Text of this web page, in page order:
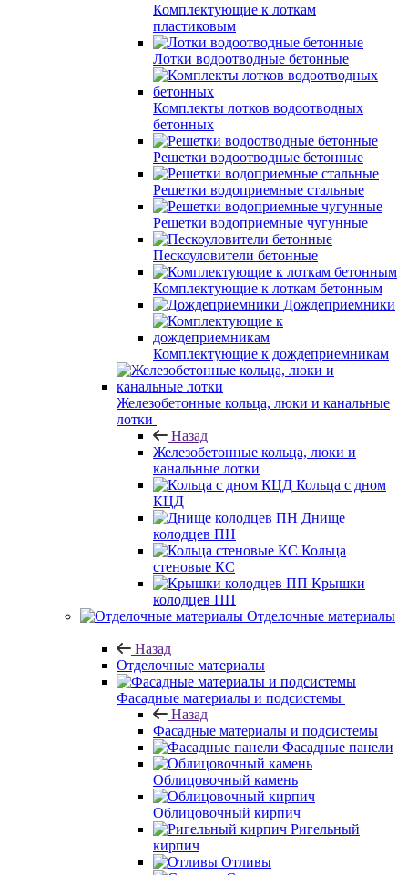
Комплектующие к лоткам
пластиковым
Лотки водоотводные бетонные
Комплекты лотков водоотводных
бетонных
Решетки водоотводные бетонные
Решетки водоприемные стальные
Решетки водоприемные чугунные
Пескоуловители бетонные
Комплектующие к лоткам бетонным
Дождеприемники
Комплектующие к дождеприемникам
Железобетонные кольца, люки и канальные
лотки
Назад
Железобетонные кольца, люки и
канальные лотки
Кольца с дном
КЦД
Днище
колодцев ПН
Кольца
стеновые КС
Крышки
колодцев ПП
Отделочные материалы
Назад
Отделочные материалы
Фасадные материалы и подсистемы
Назад
Фасадные материалы и подсистемы
Фасадные панели
Облицовочный камень
Облицовочный кирпич
Ригельный
кирпич
Отливы